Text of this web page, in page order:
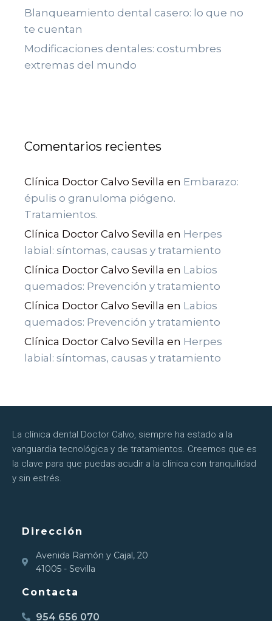
Blanqueamiento dental casero: lo que no
te cuentan
Modificaciones dentales: costumbres
extremas del mundo
Comentarios recientes
Clínica Doctor Calvo Sevilla en Embarazo:
épulis o granuloma piógeno.
Tratamientos.
Clínica Doctor Calvo Sevilla en Herpes
labial: síntomas, causas y tratamiento
Clínica Doctor Calvo Sevilla en Labios
quemados: Prevención y tratamiento
Clínica Doctor Calvo Sevilla en Labios
quemados: Prevención y tratamiento
Clínica Doctor Calvo Sevilla en Herpes
labial: síntomas, causas y tratamiento
La clínica dental Doctor Calvo, siempre ha estado a la
vanguardia tecnológica y de tratamientos. Creemos que es
la clave para que puedas acudir a la clínica con tranquilidad
y sin estrés.
Dirección
Avenida Ramón y Cajal, 20
41005 - Sevilla
Contacta
954 656 070